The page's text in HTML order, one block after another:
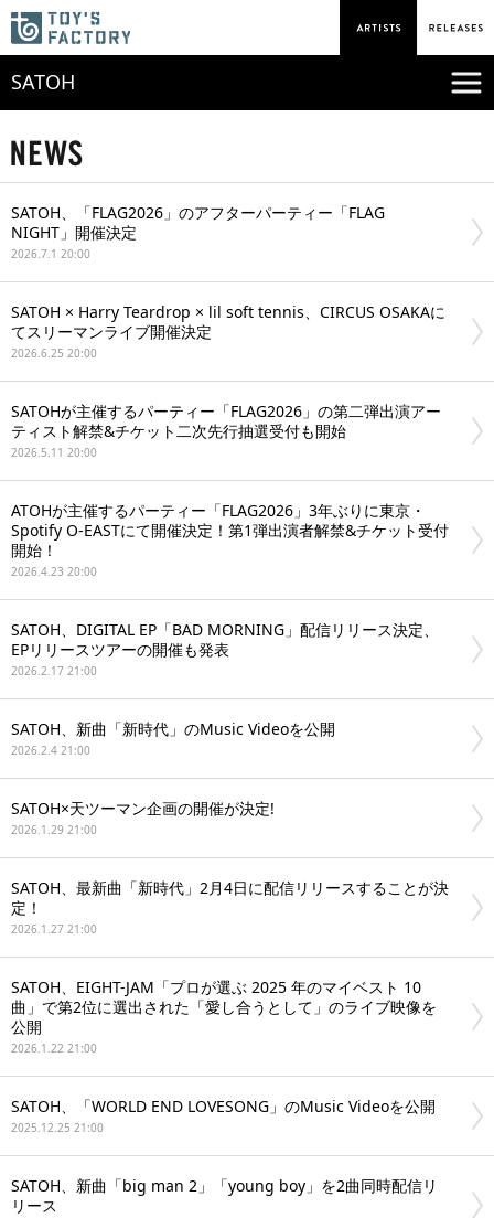
SATOH
SATOH、「FLAG2026」のアフターパーティー「FLAG
NIGHT」開催決定
2026.7.1 20:00
SATOH × Harry Teardrop × lil soft tennis、CIRCUS OSAKAに
てスリーマンライブ開催決定
2026.6.25 20:00
SATOHが主催するパーティー「FLAG2026」の第二弾出演アー
ティスト解禁&チケット二次先行抽選受付も開始
2026.5.11 20:00
ATOHが主催するパーティー「FLAG2026」3年ぶりに東京・
Spotify O-EASTにて開催決定！第1弾出演者解禁&チケット受付
開始！
2026.4.23 20:00
SATOH、DIGITAL EP「BAD MORNING」配信リリース決定、
EPリリースツアーの開催も発表
2026.2.17 21:00
SATOH、新曲「新時代」のMusic Videoを公開
2026.2.4 21:00
SATOH×天ツーマン企画の開催が決定!
2026.1.29 21:00
SATOH、最新曲「新時代」2月4日に配信リリースすることが決
定！
2026.1.27 21:00
SATOH、EIGHT-JAM「プロが選ぶ 2025 年のマイベスト 10
曲」で第2位に選出された「愛し合うとして」のライブ映像を
公開
2026.1.22 21:00
SATOH、「WORLD END LOVESONG」のMusic Videoを公開
2025.12.25 21:00
SATOH、新曲「big man 2」「young boy」を2曲同時配信リ
リース